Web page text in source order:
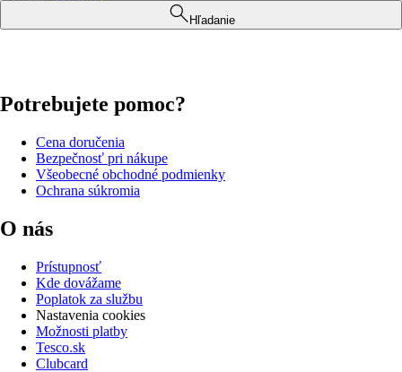
Hľadanie
Potrebujete pomoc?
Cena doručenia
Bezpečnosť pri nákupe
Všeobecné obchodné podmienky
Ochrana súkromia
O nás
Prístupnosť
Kde dovážame
Poplatok za službu
Nastavenia cookies
Možnosti platby
Tesco.sk
Clubcard